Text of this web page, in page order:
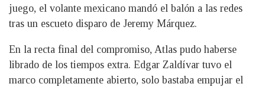
juego, el volante mexicano mandó el balón a las redes
tras un escueto disparo de Jeremy Márquez.
En la recta final del compromiso, Atlas pudo haberse
librado de los tiempos extra. Edgar Zaldívar tuvo el
marco completamente abierto, solo bastaba empujar el